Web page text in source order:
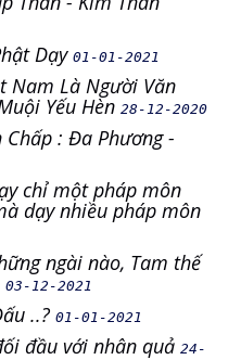
Dạy 01-01-2021
Nam Là Người Văn
Yếu Hèn 28-12-2020
: Đa Phương -
chỉ một pháp môn
dạy nhiều pháp môn
ngài nào, Tam thế
03-12-2021
..? 01-01-2021
đầu với nhân quả 24-